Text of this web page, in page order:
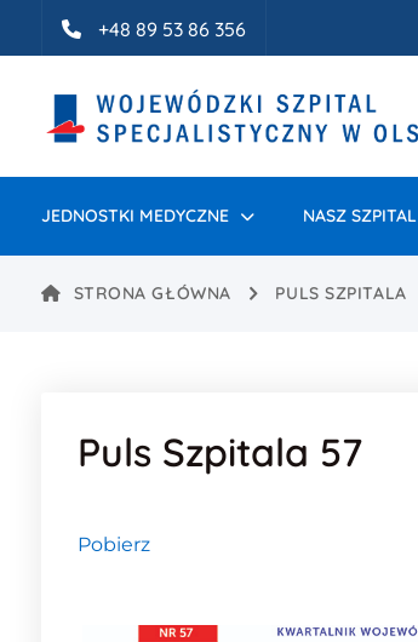
Idź do treści+48 89 53 86 356
JEDNOSTKI MEDYCZNE NASZ SZPITAL
STRONA GŁÓWNA PULS SZPITALA
Puls Szpitala 57
Treść wpisu
Pobierz